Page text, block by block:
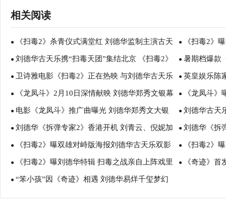
相关阅读
● 《扫毒2》杀青仪式满堂红 刘德华监制主演古天
乐回归双影帝天地对决
● 《扫毒2》
打造银幕视听
● 刘德华古天乐携“扫毒天团”集结北京 《扫毒2》
4亿票房领跑暑期
● 暑期档爆款
丝“土味情话”
● 卫诗雅电影《扫毒2》正在热映 与刘德华古天乐
上演正邪对决
● 英皇娱乐陈
破10亿
● 《龙凤斗》2月10日深情献映 刘德华郑秀文银幕
情侣回忆杀
● 《龙凤斗
妹郑秀文见招
● 电影《龙凤斗》推广曲曝光 刘德华郑秀文大银
幕“狠秀恩爱”
● 刘德华古天
2》火力全开
● 刘德华《拆弹专家2》香港开机 刘青云、倪妮加
盟制作全面升级
● 刘德华《拆
片再度来袭
● 《扫毒2》曝双雄对峙版海报刘德华古天乐双影
帝因毒反目蓄势开战
● 《扫毒2》
变死敌陷黑白
● 《扫毒2》曝刘德华特辑 扫毒之战亲自上阵戏里
戏外皆英雄
● 《奇迹》
● “笨小孩”因《奇迹》相遇 刘德华易烊千玺梦幻
联动接力幸福精神